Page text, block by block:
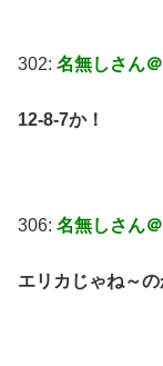
302: 名無しさん
12-8-7か！
306: 名無しさん
エリカじゃね～の